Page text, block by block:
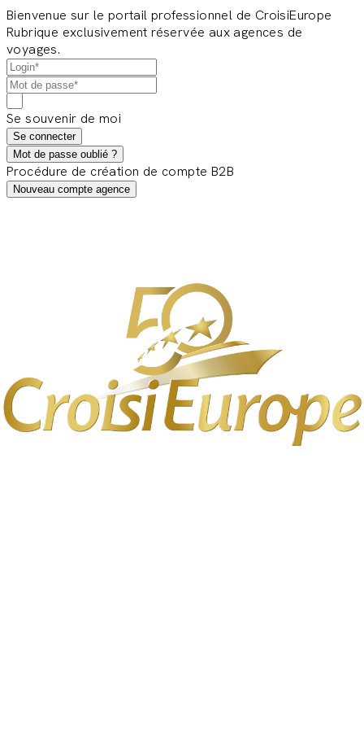
Bienvenue sur le portail professionnel de CroisiEurope
Rubrique exclusivement réservée aux agences de
voyages.
Se souvenir de moi
Se connecter
Mot de passe oublié ?
Procédure de création de compte B2B
Nouveau compte agence